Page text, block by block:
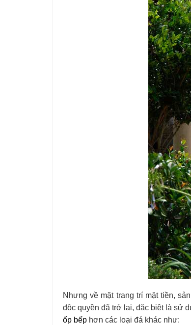
Nhưng về mặt trang trí mặt tiền,
độc quyền đã trở lại, đặc biệt là sử
ốp bếp hơn các loại đá khác như: